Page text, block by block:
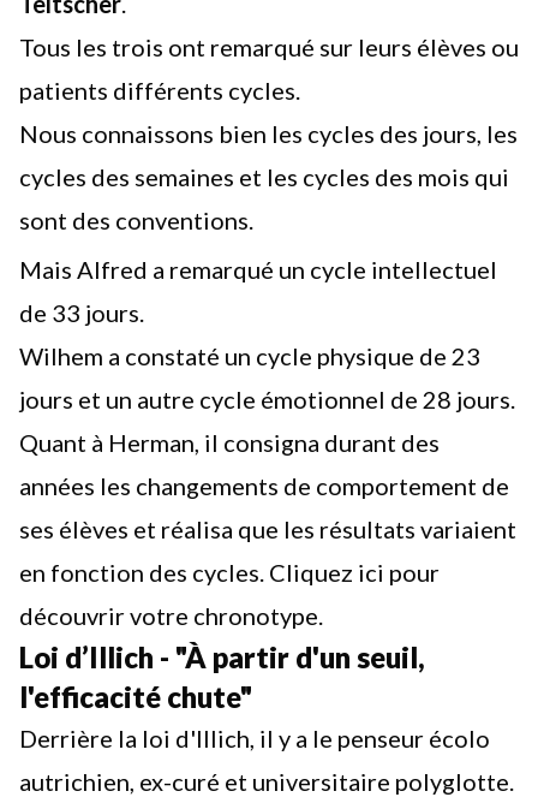
Tous les trois ont remarqué sur leurs élèves ou
patients différents cycles.
Nous connaissons bien les cycles des jours, les
cycles des semaines et les cycles des mois qui
sont des conventions.
Mais Alfred a remarqué un cycle intellectuel
de 33 jours.
Wilhem a constaté un cycle physique de 23
jours et un autre cycle émotionnel de 28 jours.
Quant à Herman, il consigna durant des
années les changements de comportement de
ses élèves et réalisa que les résultats variaient
en fonction des cycles. Cliquez ici pour
découvrir votre chronotype.
Loi d’Illich - "À partir d'un seuil,
l'efficacité chute"
Derrière la loi d'Illich, il y a le penseur écolo
autrichien, ex-curé et universitaire polyglotte.